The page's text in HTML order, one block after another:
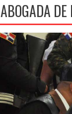
ABOGADA